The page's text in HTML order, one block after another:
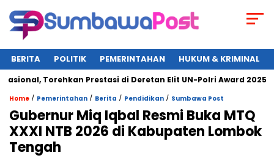
BERITA POLITIK PEMERINTAHAN HUKUM & KRIMINAL
Torehkan Prestasi di Deretan Elit UN-Polri Award 2025
Home / Pemerintahan / Berita / Pendidikan / Sumbawa Post
Gubernur Miq Iqbal Resmi Buka MTQ
XXXI NTB 2026 di Kabupaten Lombok
Tengah